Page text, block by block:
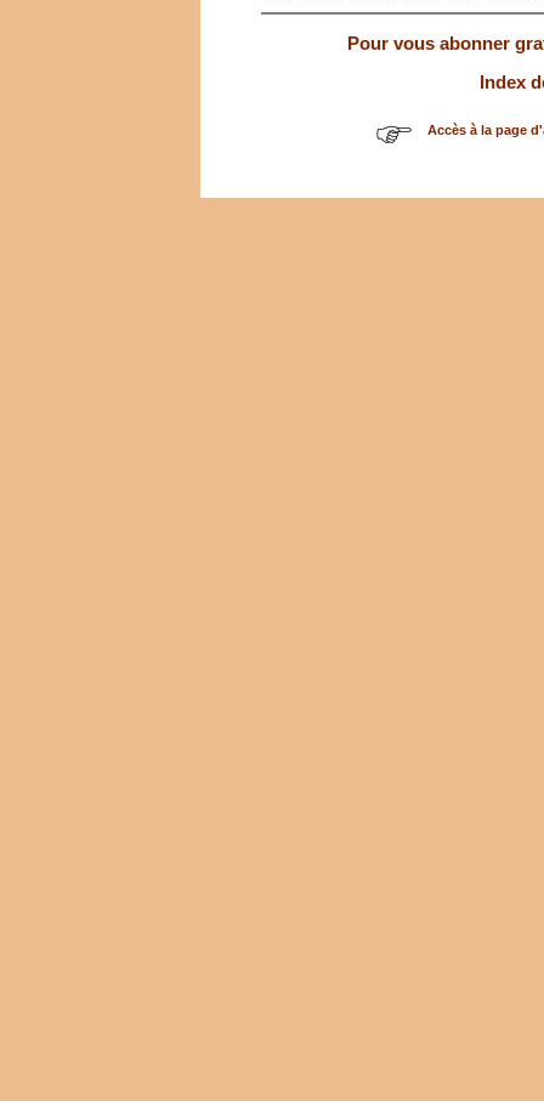
Pour vous abonner
Index
Accès à la page